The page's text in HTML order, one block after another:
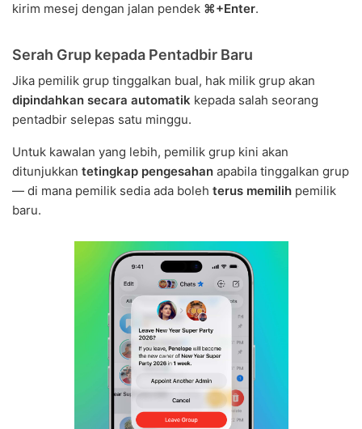
kirim mesej dengan jalan pendek ⌘+Enter.
Serah Grup kepada Pentadbir Baru
Jika pemilik grup tinggalkan bual, hak milik grup akan
dipindahkan secara automatik kepada salah seorang
pentadbir selepas satu minggu.
Untuk kawalan yang lebih, pemilik grup kini akan
ditunjukkan tetingkap pengesahan apabila tinggalkan grup
— di mana pemilik sedia ada boleh terus memilih pemilik
baru.